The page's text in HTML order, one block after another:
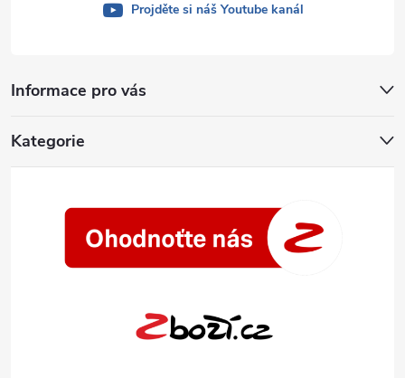
Informace pro vás
Kategorie
Projděte si náš Youtube kanál